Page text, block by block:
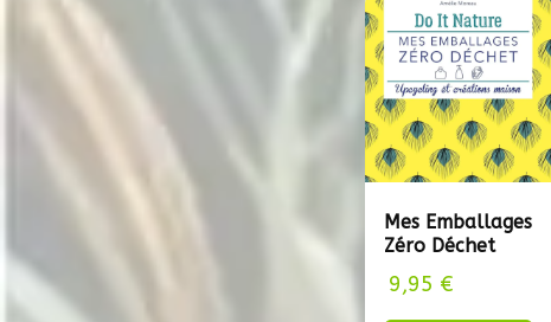
Mes Emballages
Zéro Déchet
9,95 €